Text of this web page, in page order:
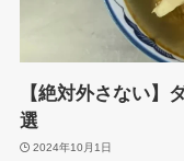
【絶対外さない】
選
2024年10月1日